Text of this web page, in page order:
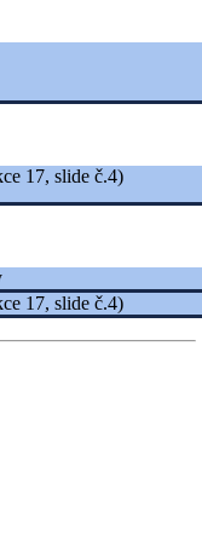
17, slide č.4)
17, slide č.4)